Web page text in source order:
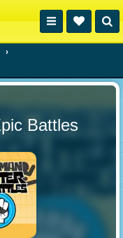
›
Battles